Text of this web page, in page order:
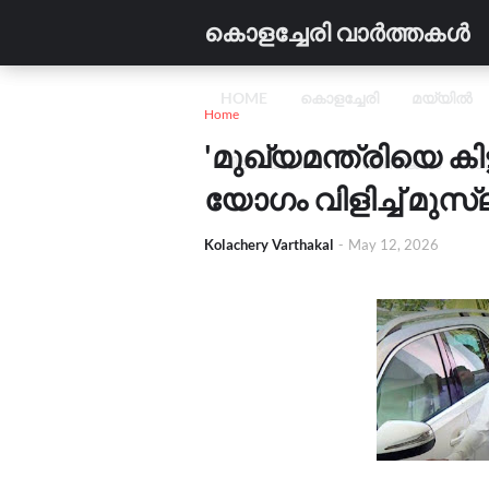
കൊളച്ചേരി വാർത്തകൾ
HOME കൊളച്ചേരി മയ്യിൽ
വിദ്യാഭ്യാസം വാണിജ്യം
Home
'മുഖ്യമന്ത്രിയെ
യോഗം വിളിച്ച്
Kolachery Varthakal - May 12, 2026